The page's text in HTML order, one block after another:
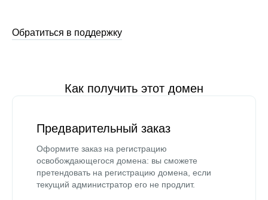
Обратиться в поддержку
Как получить этот домен
Предварительный заказ
Оформите заказ на регистрацию
освобождающегося домена: вы сможете
претендовать на регистрацию домена, если
текущий администратор его не продлит.